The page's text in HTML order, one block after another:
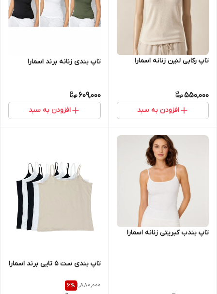
تاپ رکابی لنین زنانه اسمارا
550,000
افزودن به سبد
تاپ بندی زنانه برند اسمارا
609,000
افزودن به سبد
تاپ بندب کبریتی زنانه اسمارا
تاپ بندی ست 5 تایی برند اسمارا
1,880,000
6%